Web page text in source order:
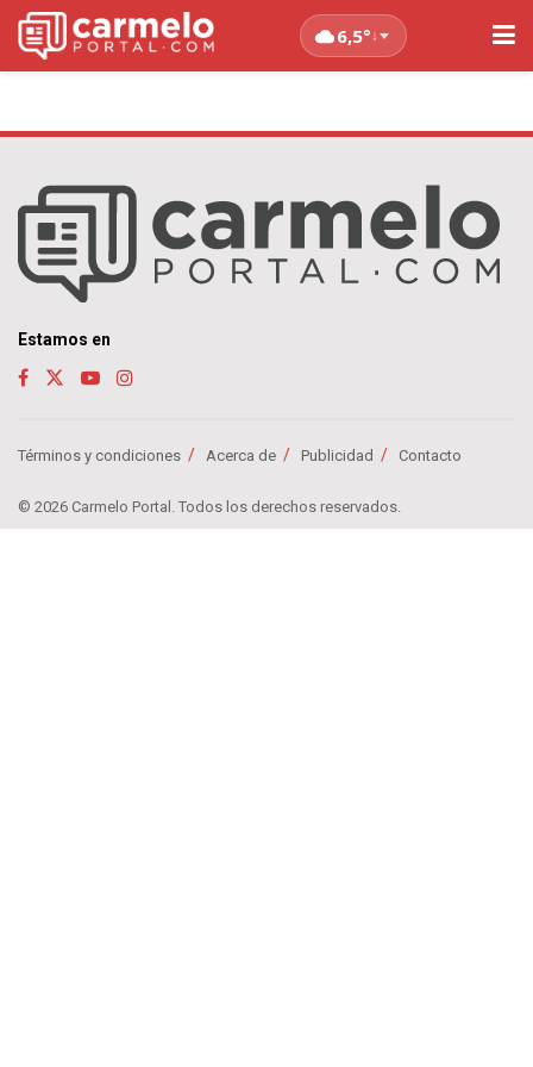
6,5°↓
Estamos en
Términos y condiciones Acerca de Publicidad Contacto
© 2026 Carmelo Portal. Todos los derechos reservados.